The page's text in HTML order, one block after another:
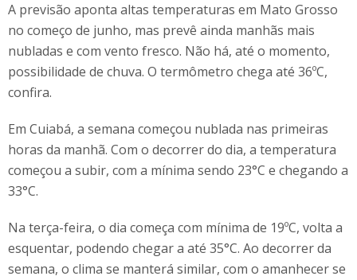
A previsão aponta altas temperaturas em Mato Grosso
no começo de junho, mas prevê ainda manhãs mais
nubladas e com vento fresco. Não há, até o momento,
possibilidade de chuva. O termômetro chega até 36ºC,
confira.
Em Cuiabá, a semana começou nublada nas primeiras
horas da manhã. Com o decorrer do dia, a temperatura
começou a subir, com a mínima sendo 23°C e chegando a
33°C.
Na terça-feira, o dia começa com mínima de 19ºC, volta a
esquentar, podendo chegar a até 35°C. Ao decorrer da
semana, o clima se manterá similar, com o amanhecer se